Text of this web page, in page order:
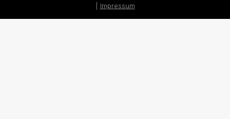
Impressum